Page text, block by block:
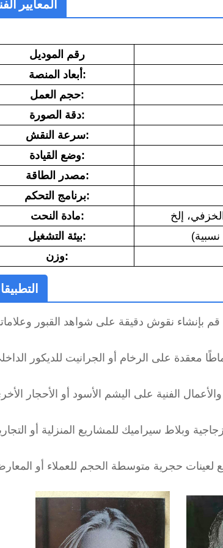
المعايير
رقم الموديل
أبعاد المنصة:
حجم العمل:
دقة الصورة:
سرعة النقش:
وضع القيادة:
مصدر الطاقة:
برنامج التحكم:
مادة النحت:
بيئة التشغيل:
وزن: